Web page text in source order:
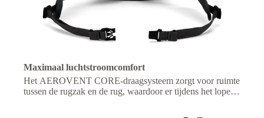
Maximaal luchtstroomcomfort
Het AEROVENT CORE-draagsysteem zorgt voor ruimte
tussen de rugzak en de rug, waardoor er tijdens het lopen